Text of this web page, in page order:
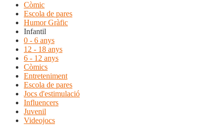
Còmic
Escola de pares
Humor Gràfic
Infantil
0 - 6 anys
12 - 18 anys
6 - 12 anys
Còmics
Entreteniment
Escola de pares
Jocs d'estimulació
Influencers
Juvenil
Videojocs